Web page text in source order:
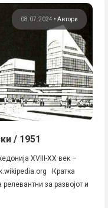
08.07.2024 •Автори
/ 1951
XVIII-XX век –
Кратка
за развојот и